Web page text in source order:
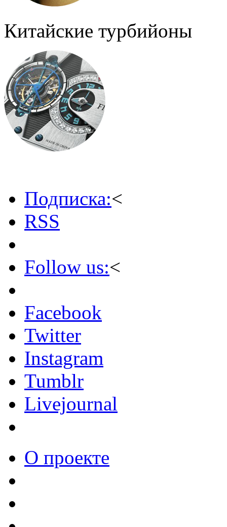
Китайские турбийоны
Подписка:<
RSS
Follow us:<
Facebook
Twitter
Instagram
Tumblr
Livejournal
О проекте